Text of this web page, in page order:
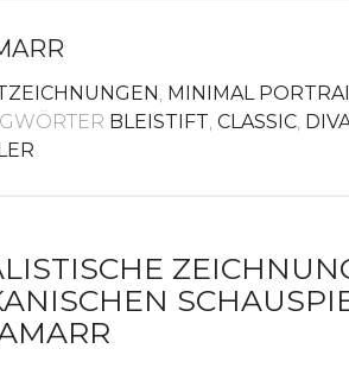
MINIMAL
BLEISTIFT CLASSIC